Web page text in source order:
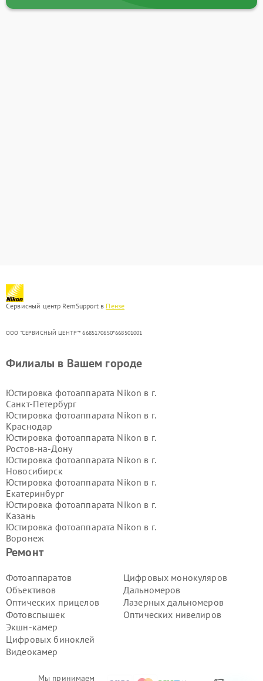
Сервисный центр RemSupport в Пензе
ООО "СЕРВИСНЫЙ ЦЕНТР"* 6685170650*668501001
Мы принимаем
Ремонт
Фотоаппаратов
Объективов
Оптических прицелов
Фотовспышек
Экшн-камер
Цифровых биноклей
Видеокамер
Цифровых монокуляров
Дальномеров
Лазерных дальномеров
Оптических нивелиров
Филиалы в Вашем городе
Юстировка фотоаппарата Nikon в г.
Санкт-Петербург
Юстировка фотоаппарата Nikon в г.
Краснодар
Юстировка фотоаппарата Nikon в г.
Ростов-на-Дону
Юстировка фотоаппарата Nikon в г.
Новосибирск
Юстировка фотоаппарата Nikon в г.
Екатеринбург
Юстировка фотоаппарата Nikon в г.
Казань
Юстировка фотоаппарата Nikon в г.
Воронеж
Юстировка фотоаппарата Nikon в г.
Юстировка фотоаппарата Nikon в г.
Самара
Юстировка фотоаппарата Nikon в г.
Пермь
Юстировка фотоаппарата Nikon в г.
Красноярск
Юстировка фотоаппарата Nikon в г.
Ижевск
Челябинск